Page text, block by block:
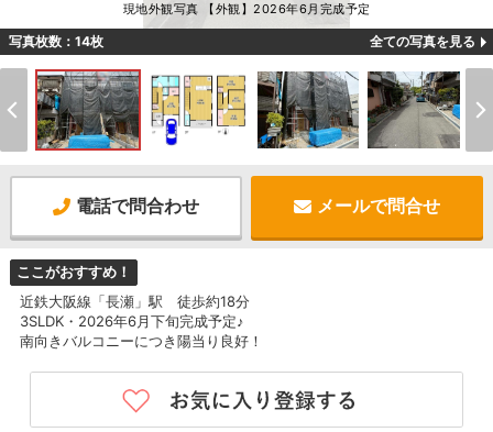
現地外観写真 【外観】2026年6月完成予定
写真枚数：14枚 全ての写真を見る
電話で問合わせ メールで問合せ
ここがおすすめ！
近鉄大阪線「長瀬」駅 徒歩約18分
3SLDK・2026年6月下旬完成予定♪
南向きバルコニーにつき陽当り良好！